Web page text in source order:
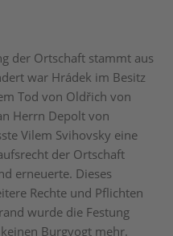
der Ortschaft stammt aus
war Hrádek im Besitz
Tod von Oldřich von
Herrn Depolt von
Vilem Svihovsky eine
der Ortschaft
erneuerte. Dieses
Rechte und Pflichten
wurde die Festung
Burgvogt mehr.